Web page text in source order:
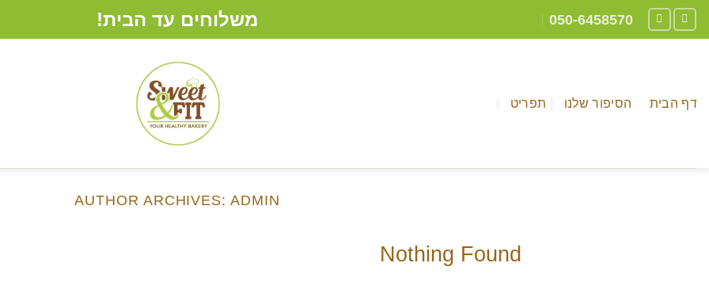
Skip
050-6458570 משלוחים עד הבית!
דף הבית הסיפור שלנו תפריט
AUTHOR ARCHIVES:ADMIN
Nothing Found